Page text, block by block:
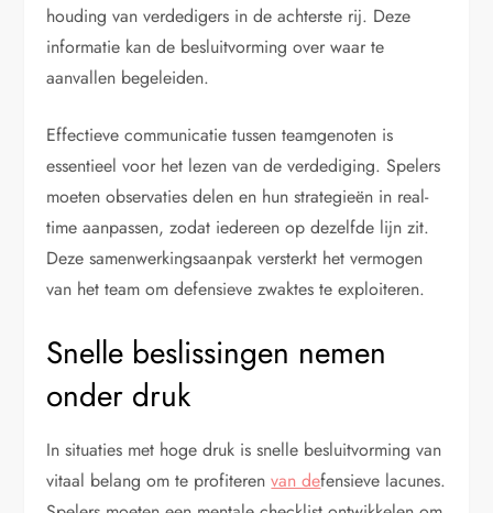
houding van verdedigers in de achterste rij. Deze
informatie kan de besluitvorming over waar te
aanvallen begeleiden.
Effectieve communicatie tussen teamgenoten is
essentieel voor het lezen van de verdediging. Spelers
moeten observaties delen en hun strategieën in real-
time aanpassen, zodat iedereen op dezelfde lijn zit.
Deze samenwerkingsaanpak versterkt het vermogen
van het team om defensieve zwaktes te exploiteren.
Snelle beslissingen nemen
onder druk
In situaties met hoge druk is snelle besluitvorming van
vitaal belang om te profiterenvan defensieve lacunes.